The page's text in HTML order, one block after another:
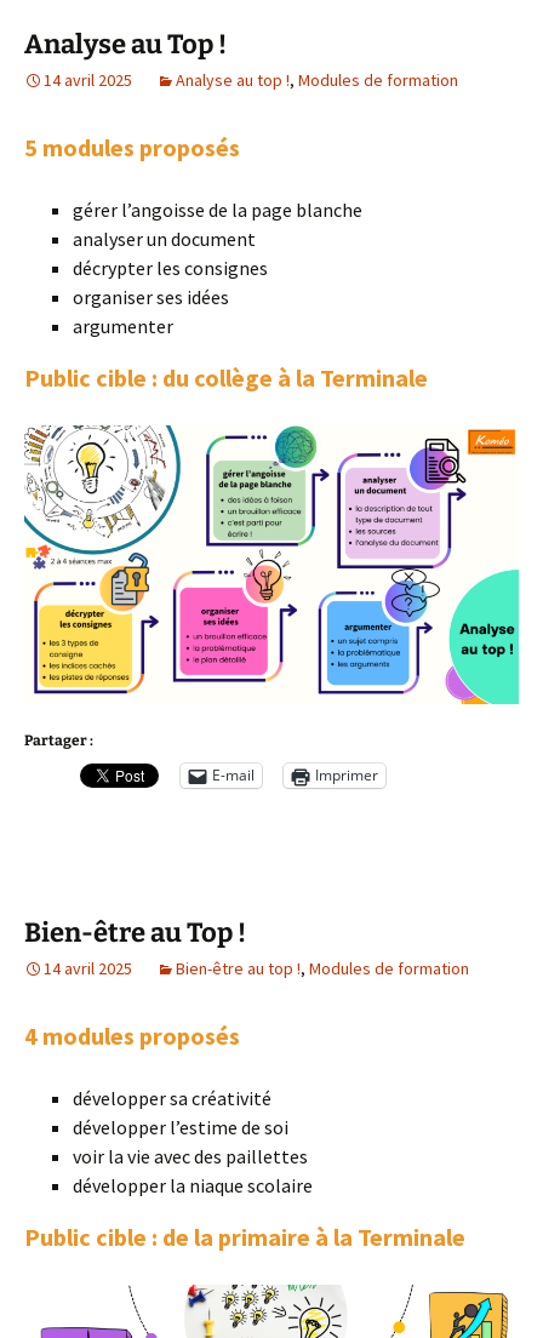
Analyse au Top !
14 avril 2025 Analyse au top !, Modules de formation
5 modules proposés
gérer l’angoisse de la page blanche
analyser un document
décrypter les consignes
organiser ses idées
argumenter
Public cible : du collège à la Terminale
Partager :
E-mail Imprimer
Bien-être au Top !
14 avril 2025 Bien-être au top !, Modules de formation
4 modules proposés
développer sa créativité
développer l’estime de soi
voir la vie avec des paillettes
développer la niaque scolaire
Public cible : de la primaire à la Terminale